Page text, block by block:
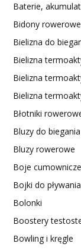
Baterie,
Bidony rowerowe
Bielizna do
Bielizna
Bielizna
Bielizna
Błotniki
Bluzy do biegania
Bluzy rowerowe
Boje cumownicze
Bojki do
Bolonki
Boostery
Bowling i kręgle